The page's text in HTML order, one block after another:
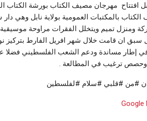
افتتاح مهرجان مصيف الكتاب بورشة الكتاب
بالمكتبات العمومية بولاية نابل وهي دار
ومنزل تميم ويتخلل الفقرات مراوحة
سبق ان قامت خلال شهر افريل الفارط بتركيز
في إطار مساندة ودعم الشعب الفلسطيني فضلا
وحصص ترغيب في المطالعة .
#من #قلبي #سلام #لفلسطين